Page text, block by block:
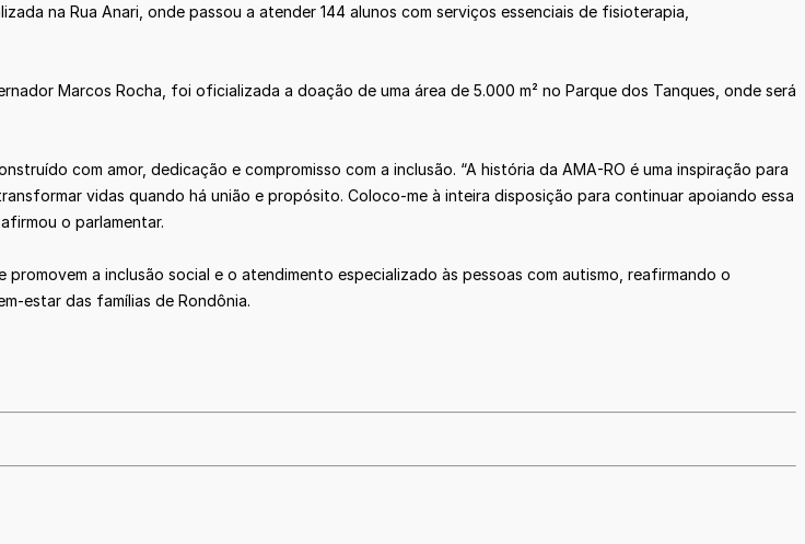
na Rua Anari, onde passou a atender 144 alunos com serviços essenciais de fisioterapia,
Marcos Rocha, foi oficializada a doação de uma área de 5.000 m² no Parque dos Tanques, onde será
com amor, dedicação e compromisso com a inclusão. “A história da AMA-RO é uma inspiração para
vidas quando há união e propósito. Coloco-me à inteira disposição para continuar apoiando essa
o parlamentar.
a inclusão social e o atendimento especializado às pessoas com autismo, reafirmando o
estar das famílias de Rondônia.